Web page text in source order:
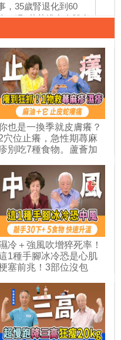
，35歲腎退化到60
。喝1花茶排出身體毒
吃到中毒腎衰竭，魚油
吃錯也傷腎。胡乃文開
講Dr.HU345
鬆
也是一換季就皮膚癢？
穴位止癢，急性期蕁麻
別吃7種食物。蘆薈加
湯止異位性皮膚炎的癢，
任何皮膚病都可以治。皮
蛇發作時，麻油＋它，痛
癢立刻救｜胡乃文開講
冷＋強風吹增猝死率！
1種手腳冰冷恐是心肌
塞前兆！3部位沒包
敲這裡＋3穴位，補腎通
經絡穩血壓。1張紙讓腳
升溫8度，5種發熱食物，
手腳都暖起來｜胡乃文開
Dr.HU_331